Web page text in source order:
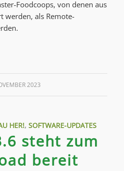
Foodcoops, von denen aus
werden, als Remote-
2023
HER!, SOFTWARE-UPDATES
steht zum
bereit